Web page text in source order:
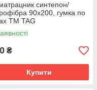
синтепон/
90х200, гумка по
TM TAG
₴
Купити